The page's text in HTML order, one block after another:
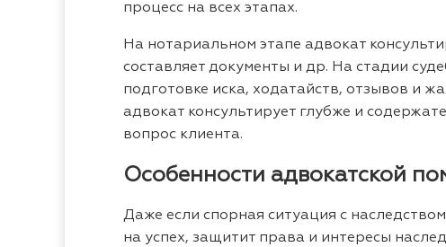
процесс на всех этапах.
На нотариальном этапе адвокат
составляет документы и др. На стадии
подготовке иска, ходатайств, отзывов и
адвокат консультирует глубже и
вопрос клиента.
Особенности адвокатской
Даже если спорная ситуация с
на успех, защитит права и интересы